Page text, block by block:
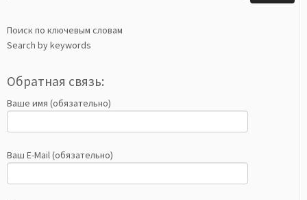
Поиск по ключевым словам
Search by keywords
Обратная связь:
Ваше имя (обязательно)
Ваш E-Mail (обязательно)